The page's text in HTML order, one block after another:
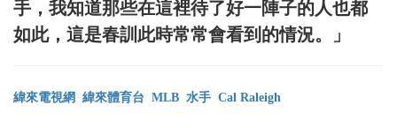
手，我知道那些在這裡待了好一陣子的人也都
如此，這是春訓此時常常會看到的情況。」
緯來電視網 緯來體育台 MLB 水手 Cal Raleigh